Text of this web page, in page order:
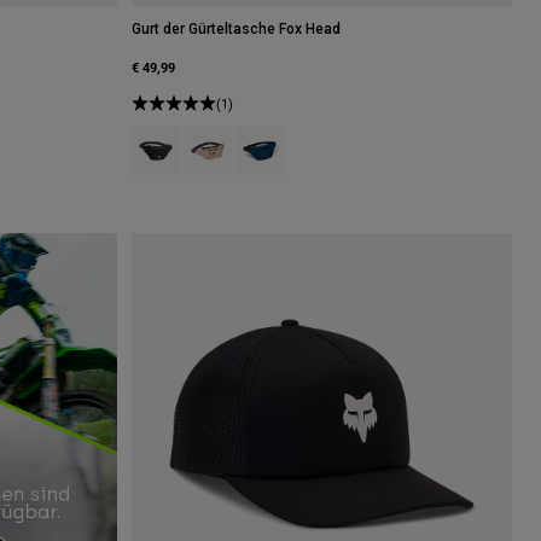
Scarlet.
Gurt der Gürteltasche Fox Head
€ 49,99
(1)
Product swatch type of Schwarz.
Product swatch type of Braun Zucker.
Product swatch type of